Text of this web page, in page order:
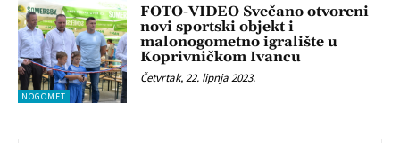
NOGOMET
FOTO-VIDEO Svečano otvoreni
novi sportski objekt i
malonogometno igralište u
Koprivničkom Ivancu
Četvrtak, 22. lipnja 2023.